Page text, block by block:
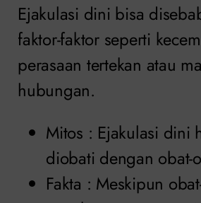
Ejakulasi dini bisa
faktor-faktor seperti
perasaan tertekan atau
hubungan.
Mitos : Ejakulasi dini
diobati dengan obat-
Fakta : Meskipun